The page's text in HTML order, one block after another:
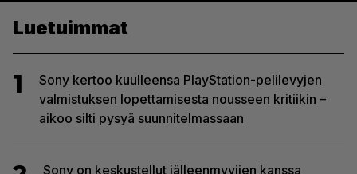
Luetuimmat
1
Sony kertoo kuulleensa PlayStation-pelilevyjen
valmistuksen lopettamisesta nousseen kritiikin –
aikoo silti pysyä suunnitelmassaan
Sony on keskustellut jälleenmyyjien kanssa